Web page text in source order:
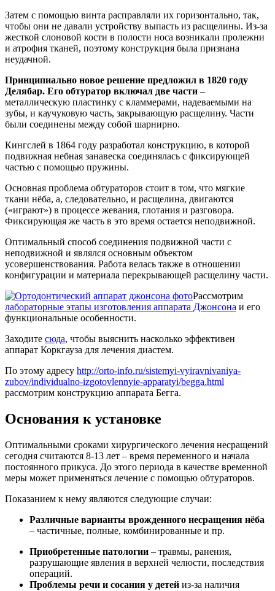
Затем с помощью винта расправляли их горизонтально, так,
чтобы они не давали устройству выпасть из расщелины. Из-за
жесткой слоновой кости в полости носа возникали пролежни
и атрофия тканей, поэтому конструкция была признана
неудачной.
Принципиально новое решение предложил в 1820 году
Делябар. Его обтуратор включал две части –
металлическую пластинку с кламмерами, надеваемыми на
зубы, и каучуковую часть, закрывающую расщелину. Части
были соединены между собой шарнирно.
Кингслей в 1864 году разработал конструкцию, в которой
подвижная небная занавеска соединялась с фиксирующей
частью с помощью пружины.
Основная проблема обтураторов стоит в том, что мягкие
ткани нёба, а, следовательно, и расщелина, двигаются
(«играют») в процессе жевания, глотания и разговора.
Фиксирующая же часть в это время остается неподвижной.
Оптимальный способ соединения подвижной части с
неподвижной и являлся основным объектом
усовершенствования. Работа велась также в отношении
конфигурации и материала перекрывающей расщелину части.
Рассмотрим
лабораторные этапы изготовления аппарата Джонсона и его
функциональные особенности.
Заходите сюда, чтобы выяснить насколько эффективен
аппарат Коркгауза для лечения диастем.
По этому адресу http://orto-info.ru/sistemyi-vyiravnivaniya-
zubov/individualno-izgotovlennyie-apparatyi/begga.html
рассмотрим конструкцию аппарата Бегга.
Основания к установке
Оптимальными сроками хирургического лечения несращений
сегодня считаются 8-13 лет – время переменного и начала
постоянного прикуса. До этого периода в качестве временной
меры может применяться лечение с помощью обтураторов.
Показанием к нему являются следующие случаи:
Различные варианты врожденного несращения нёба
– частичные, полные, комбинированные и пр.
Приобретенные патологии – травмы, ранения,
разрушающие явления в верхней челюсти, последствия
операций.
Проблемы речи и сосания у детей из-за наличия